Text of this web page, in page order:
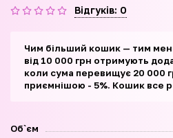
Відгуків: 0
Чим більший кошик — тим
від 10 000 грн отримують
коли сума перевищує 20 000
приємнішою - 5%. Кошик все
Об`єм